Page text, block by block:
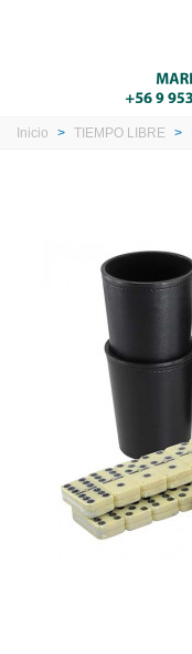
Inicio > TIEMPO LIBRE >